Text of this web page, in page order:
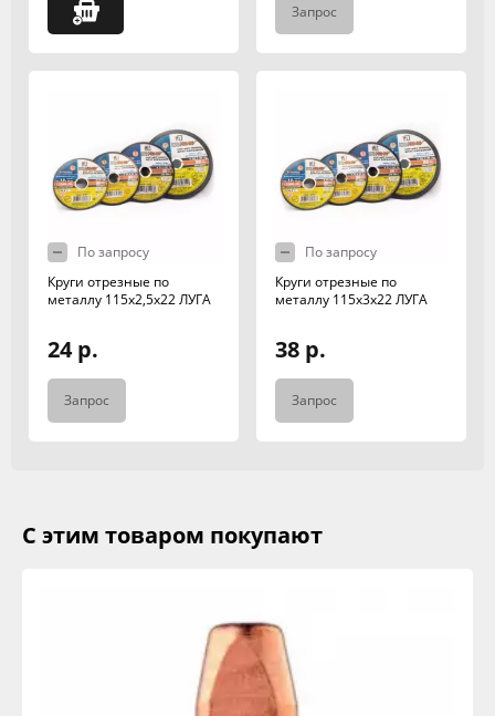
Запрос
По запросу
Круги отрезные по
металлу 115х2,5х22 ЛУГА
24 р.
Запрос
По запросу
Круги отрезные по
металлу 115х3х22 ЛУГА
38 р.
Запрос
С этим товаром покупают